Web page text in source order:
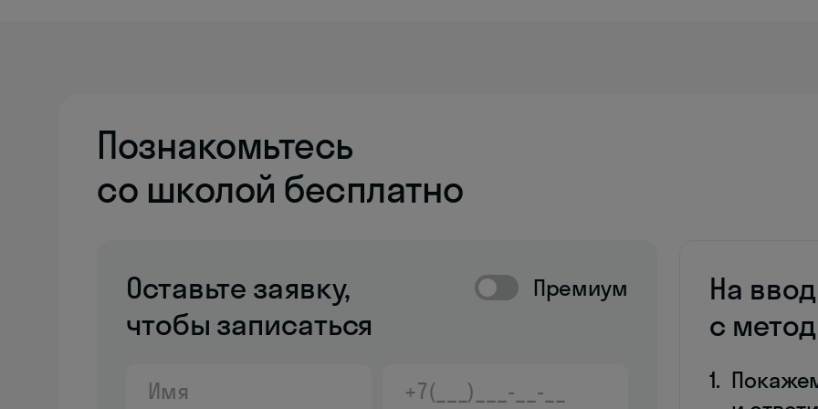
Познакомьтесь
со школой бесплатно
Премиум
Оставьте заявку,
чтобы записаться
На
с